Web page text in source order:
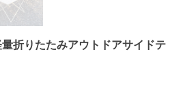
折りたたみアウトドアサイドテ